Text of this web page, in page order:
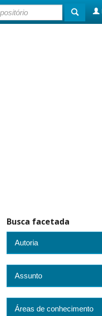
Busca facetada
Autoria
Assunto
Áreas de conhecimento